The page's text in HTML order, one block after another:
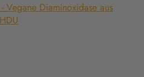
Vegane Diaminoxidase aus